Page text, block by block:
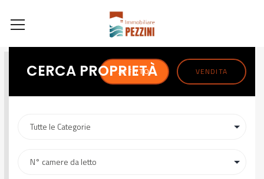
CERCA PROPRIETÀ
AFFITTO VENDITA